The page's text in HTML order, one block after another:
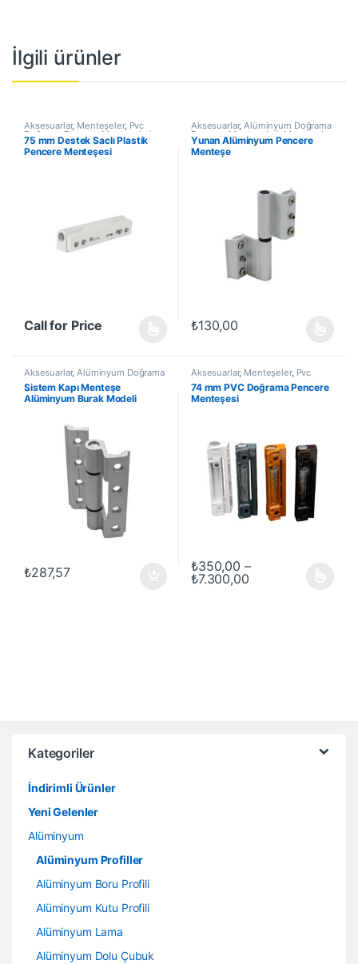
İlgili ürünler
Aksesuarlar, Menteşeler, Pvc
Doğrama Pencere Menteşeleri
Yapı / İnşaat Ürünleri
75 mm Destek Saclı Plastik
Pencere Menteşesi
Call for Price
Aksesuarlar,Alüminyum Doğrama
Pencere Menteşeleri, Menteşeler
Yapı / İnşaat Ürünleri
Yunan Alüminyum Pencere
Menteşe
₺130,00
Aksesuarlar,Alüminyum Doğrama
Kapı Menteşeleri Menteşeler
Yapı / İnşaat Ürünleri
Sistem Kapı Menteşe
Alüminyum Burak Modeli
₺287,57
Aksesuarlar, Menteşeler, Pvc
Doğrama Pencere Menteşeleri
Yapı / İnşaat Ürünleri
74 mm PVC Doğrama Pencere
Menteşesi
₺350,00 –
₺7.300,00Fiyat aralığı:
Bu ürünün birden fazla
Kategoriler
İndirimli Ürünler
Yeni Gelenler
Alüminyum
Alüminyum Profiller
Alüminyum Boru Profili
Alüminyum Kutu Profili
Alüminyum Lama
Alüminyum Dolu Çubuk